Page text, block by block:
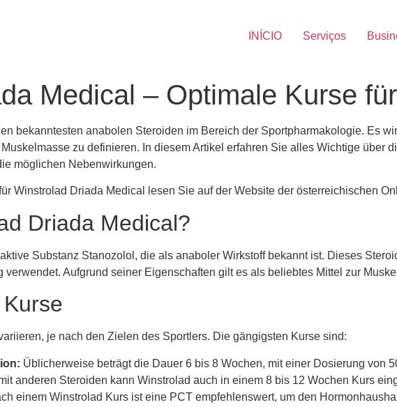
INÍCIO Serviços
Medical – Optimale Kurse
bekanntesten anabolen Steroiden im Bereich der Sportpharmakologie. Es
zu definieren. In diesem Artikel erfahren Sie alles Wichtige über
möglichen Nebenwirkungen.
Winstrolad Driada Medical lesen Sie auf der Website der österreichischen
Driada Medical?
Substanz Stanozolol, die als anaboler Wirkstoff bekannt ist. Dieses
Aufgrund seiner Eigenschaften gilt es als beliebtes Mittel zur
je nach den Zielen des Sportlers. Die gängigsten Kurse sind:
Üblicherweise beträgt die Dauer 6 bis 8 Wochen, mit einer Dosierung von
anderen Steroiden kann Winstrolad auch in einem 8 bis 12 Wochen Kurs
einem Winstrolad Kurs ist eine PCT empfehlenswert, um den